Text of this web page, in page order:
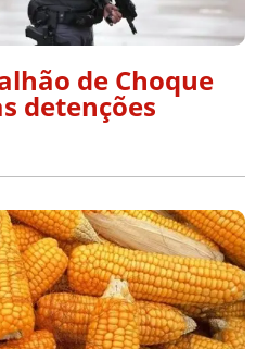
de Choque
detenções